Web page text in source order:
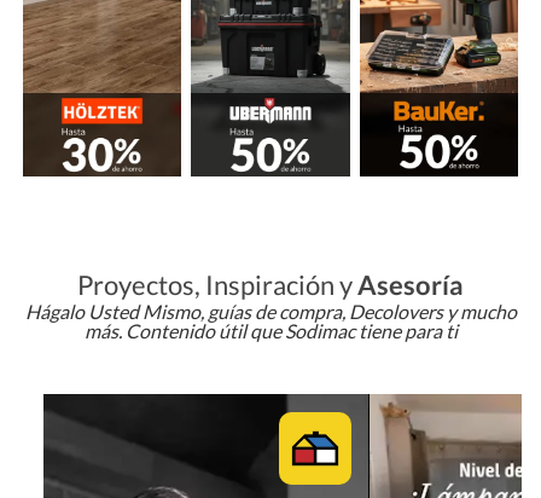
Proyectos, Inspiración yAsesoría
Hágalo Usted Mismo, guías de compra, Decolovers y mucho
más. Contenido útil que Sodimac tiene para ti